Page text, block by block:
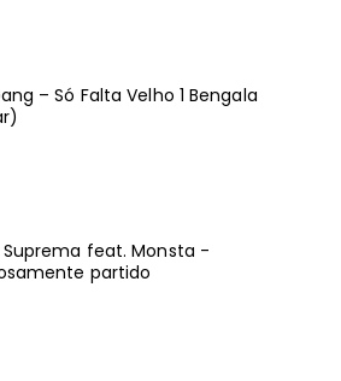
– Só Falta Velho 1 Bengala
Suprema feat. Monsta -
partido